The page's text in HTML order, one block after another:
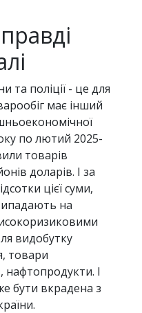
та поліції - це для
має інший
по лютий 2025-
товарів
доларів. І за
цієї суми,
на
видобутку
товари
нафтопродукти. І
бути вкрадена з